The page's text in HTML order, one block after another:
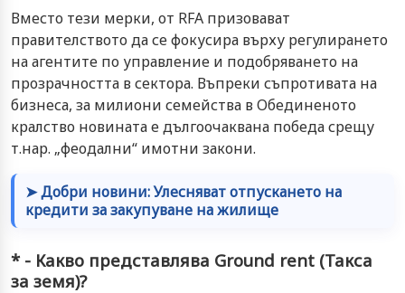
Вместо тези мерки, от RFA призовават
правителството да се фокусира върху регулирането
на агентите по управление и подобряването на
прозрачността в сектора. Въпреки съпротивата на
бизнеса, за милиони семейства в Обединеното
кралство новината е дългоочаквана победа срещу
т.нар. „феодални“ имотни закони.
➤ Добри новини: Улесняват отпускането на
кредити за закупуване на жилище
* - Какво представлява Ground rent (Такса
за земя)?